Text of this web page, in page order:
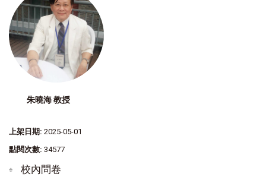
朱曉海 教授
上架日期: 2025-05-01
點閱次數: 34577
校內問卷